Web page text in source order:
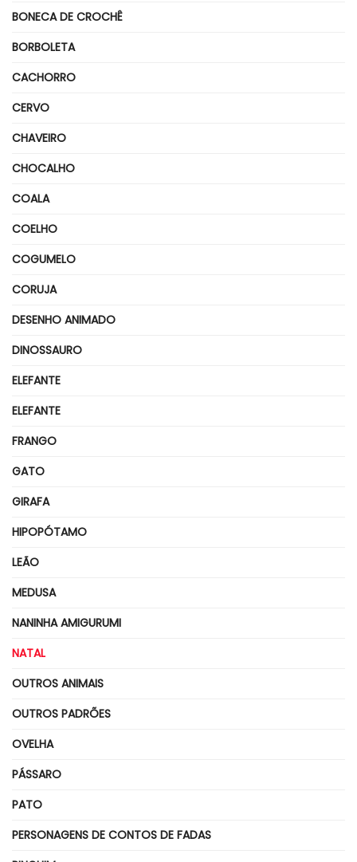
BONECA DE CROCHÊ
BORBOLETA
CACHORRO
CERVO
CHAVEIRO
CHOCALHO
COALA
COELHO
COGUMELO
CORUJA
DESENHO ANIMADO
DINOSSAURO
ELEFANTE
ELEFANTE
FRANGO
GATO
GIRAFA
HIPOPÓTAMO
LEÃO
MEDUSA
NANINHA AMIGURUMI
NATAL
OUTROS ANIMAIS
OUTROS PADRÕES
OVELHA
PÁSSARO
PATO
PERSONAGENS DE CONTOS DE FADAS